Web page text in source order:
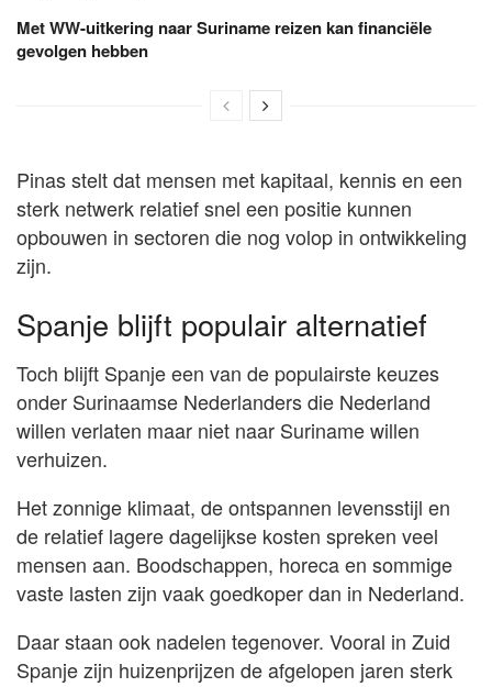
Met WW-uitkering naar Suriname reizen kan financiële
gevolgen hebben
Pinas stelt dat mensen met kapitaal, kennis en een
sterk netwerk relatief snel een positie kunnen
opbouwen in sectoren die nog volop in ontwikkeling
zijn.
Spanje blijft populair alternatief
Toch blijft Spanje een van de populairste keuzes
onder Surinaamse Nederlanders die Nederland
willen verlaten maar niet naar Suriname willen
verhuizen.
Het zonnige klimaat, de ontspannen levensstijl en
de relatief lagere dagelijkse kosten spreken veel
mensen aan. Boodschappen, horeca en sommige
vaste lasten zijn vaak goedkoper dan in Nederland.
Daar staan ook nadelen tegenover. Vooral in Zuid
Spanje zijn huizenprijzen de afgelopen jaren sterk